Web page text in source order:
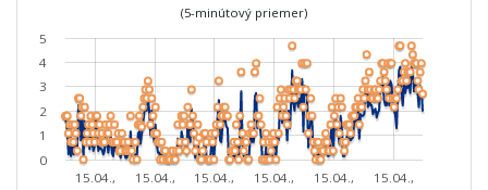
(5-minútový priemer)
15.04.,
15.04.,
15.04.,
15.04.,
15.04.,
15.04.,
0
1
2
3
4
5